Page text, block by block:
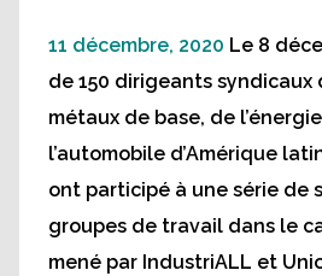
11 décembre, 2020 Le 8
de 150 dirigeants syndicaux
métaux de base, de
l’automobile d’Amérique
ont participé à une série de
groupes de travail dans le
mené par IndustriALL et